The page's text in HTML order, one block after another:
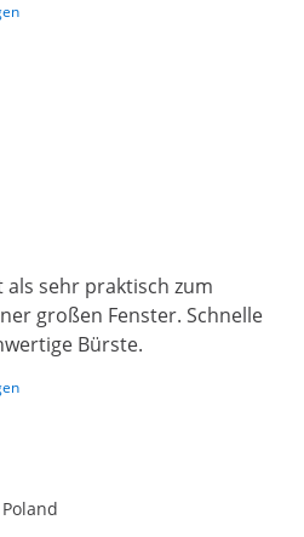
sehr praktisch zum
großen Fenster. Schnelle
Bürste.